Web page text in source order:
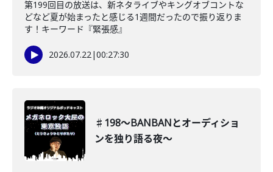
第199回目の放送は、新ネタライブやキングオブコントな
どなど夏が始まったと感じる1週間だったので振り返りま
す！キーワード『緊張感』
2026.07.22|00:27:30
♯198〜BANBANとオーディショ
ンを独り語る夜〜